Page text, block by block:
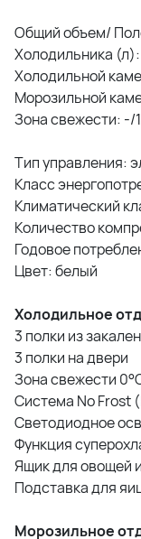
Общий объем/
Холодильника
Холодильной
Морозильной
Зона свежести: -/
Тип управления:
Класс
Климатический
Количество
Годовое
Цвет: белый
Холодильное
3 полки из
3 полки на двери
Зона свежести
Система No Frost
Светодиодное
Функция
Ящик для овощей
Подставка для
Морозильное